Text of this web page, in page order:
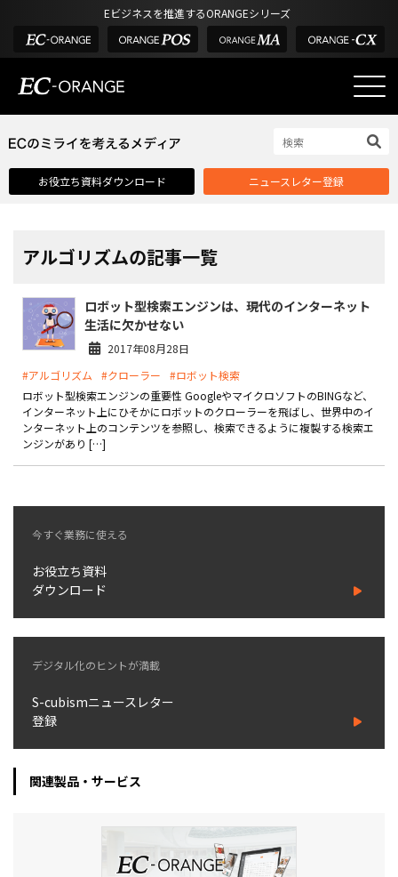
Eビジネスを推進するORANGEシリーズ
選ばれる理由
課題解決例
外部サービス連携
インフラ環境・サポート
費用
製品
特長
通販受注対応
EC運用支援
継続的に結果を出し続けるECサイトへ
ライセンス契約
内製化支援
補助金活用支援
導入事例
お役立ち資料ダウンロード ニュースレター登録
アルゴリズムの記事一覧
ロボット型検索エンジンは、現代のインターネット
生活に欠かせない
2017年08月28日
#アルゴリズム
#クローラー
#ロボット検索
ロボット型検索エンジンの重要性 GoogleやマイクロソフトのBINGなど、
インターネット上にひそかにロボットのクローラーを飛ばし、世界中のイ
ンターネット上のコンテンツを参照し、検索できるように複製する検索エ
ンジンがあり […]
今すぐ業務に使える
お役立ち資料
ダウンロード
デジタル化のヒントが満載
S-cubismニュースレター
登録
関連製品・サービス